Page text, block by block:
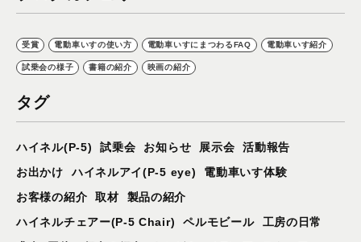
受賞 電動車いすの使い方 電動車いすにまつわるFAQ 電動車いす紹介
試乗会の様子 書籍の紹介 映画の紹介
タグ
ハイネル(P-5) 試乗会 お知らせ 展示会
活動報告
お出かけ
ハイネルアイ(P-5 eye)
電動車いす体験
お客様の紹介
取材
製品の紹介
ハイネルチェアー(P-5 Chair)
ペルモビール
工房の日常